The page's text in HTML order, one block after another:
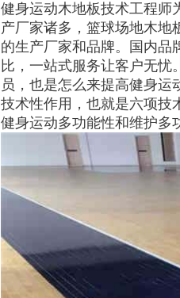
健身运动木地板技术工程师
产厂家诸多，篮球场地木地
的生产厂家和品牌。国内品
比，一站式服务让客户无忧
员，也是怎么来提高健身
技术性作用，也就是六项技
健身运动多功能性和维护多